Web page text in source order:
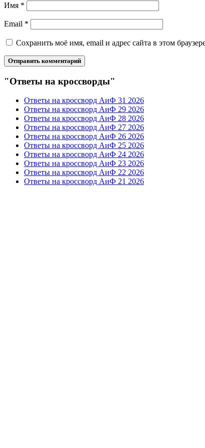
Имя *
Email *
Сохранить моё имя, email и адрес сайта в этом
"Ответы на кроссворды"
Ответы на кроссворд АиФ 31 2026
Ответы на кроссворд АиФ 29 2026
Ответы на кроссворд АиФ 28 2026
Ответы на кроссворд АиФ 27 2026
Ответы на кроссворд АиФ 26 2026
Ответы на кроссворд АиФ 25 2026
Ответы на кроссворд АиФ 24 2026
Ответы на кроссворд АиФ 23 2026
Ответы на кроссворд АиФ 22 2026
Ответы на кроссворд АиФ 21 2026